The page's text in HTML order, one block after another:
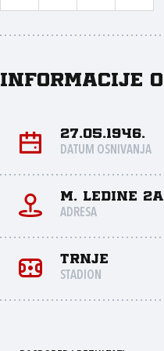
Informacije
27.05.1946.
DATUM OSNIVANJA
M. Ledine
ADRESA
Trnje
STADION